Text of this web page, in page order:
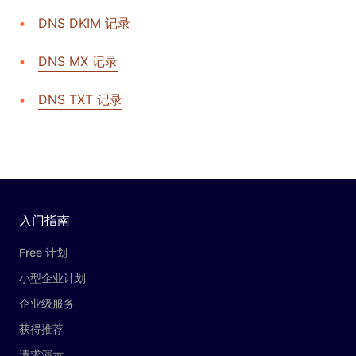
DNS DKIM 记录
DNS MX 记录
DNS TXT 记录
入门指南
Free 计划
小型企业计划
企业级服务
获得推荐